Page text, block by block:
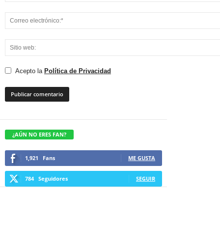
Acepto la Política de Privacidad
¿AÚN NO ERES FAN?
1,921 Fans ME GUSTA
784 Seguidores SEGUIR